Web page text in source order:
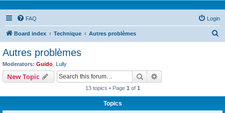
FAQ Login
Board index Technique Autres problèmes
Autres problèmes
Moderators: Guido Lully
New Topic Search
13 topics • Page 1 of 1
Topics